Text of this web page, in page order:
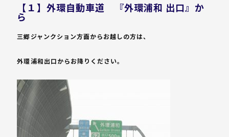
【１】外環自動車道 『外環浦和 出口』か
ら
三郷ジャンクション方面からお越しの方は、
外環浦和出口からお降りください。